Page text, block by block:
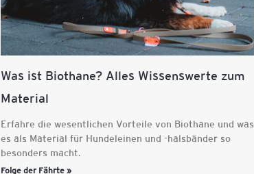
Was ist Biothane? Alles Wissenswerte zum
Material
Erfahre die wesentlichen Vorteile von Biothane und was
es als Material für Hundeleinen und -halsbänder so
besonders macht.
Folge der Fährte »